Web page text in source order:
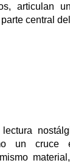
articulan
central
un cruce